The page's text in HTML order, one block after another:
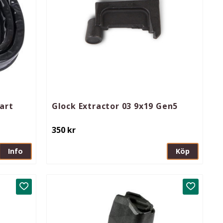
Info
Glock Extractor 03 9x19 Gen5
350kr
Köp
Lägg till i favoriter Lägg till